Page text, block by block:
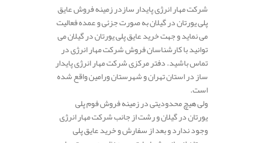
شرکت مهار انرژی پایدار سازدر زمینه فروش عایق
پلی یورتان در گیلان به صورت جزئی و عمده فعالیت
می نماید و جهت خرید عایق پلی یورتان در گیلان می
توانید با کارشناسان فروش شرکت مهار انرژی در
تماس باشید. دفتر مرکزی شرکت مهار انرژی پایدار
ساز در استان تهران و شهرستان ورامین واقع شده
است.
ولی هیچ محدودیتی در زمینه فروش فوم پلی
یورتان در گیلان و رشت از جانب شرکت مهار انرژی
وجود ندارد و بعد از سفارش و خرید عایق پلی